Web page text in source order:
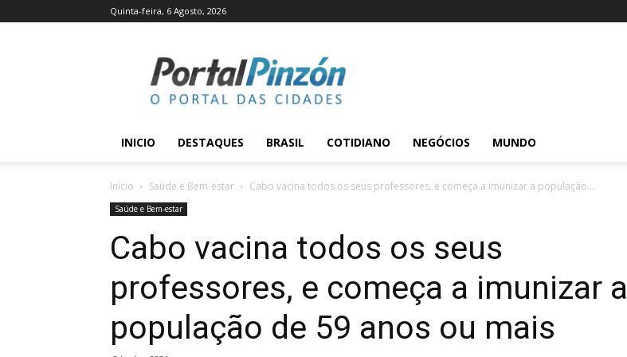
Quinta-feira, 6 Agosto, 2026
Pinzón
INICIO DESTAQUES BRASIL COTIDIANO NEGÓCIOS MUNDO
Inicio Saúde e Bem-estar Cabo vacina todos os seus professores, e começa a imunizar a população...
Saúde e Bem-estar
Cabo vacina todos os seus
professores, e começa a imunizar a
população de 59 anos ou mais